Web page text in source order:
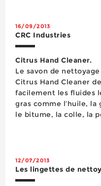
16/09/2013
CRC Industries
Citrus Hand Cleaner.
Le savon de
Citrus Hand Cleaner
facilement les fluides
gras comme l’huile, la
le bitume, la colle, la
d’alo&eacut...
12/07/2013
Les lingettes de